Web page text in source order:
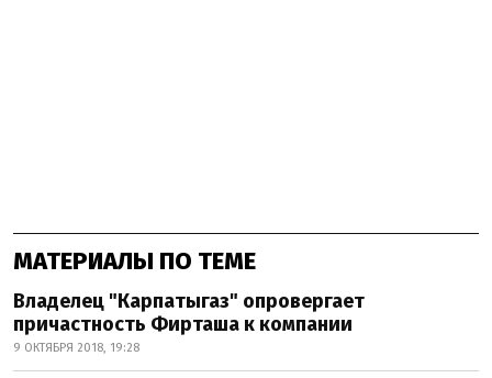
МАТЕРИАЛЫ ПО ТЕМЕ
Владелец "Карпатыгаз" опровергает
причастность Фирташа к компании
9 ОКТЯБРЯ 2018, 19:28